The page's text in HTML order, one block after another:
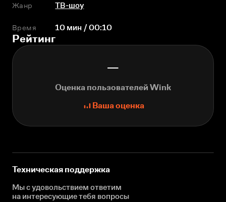
Жанр ТВ-шоу
Время 10 мин / 00:10
Рейтинг
—
Оценка пользователей Wink
Ваша оценка
Техническая поддержка
Мы с удовольствием ответим
на интересующиетебя вопросы